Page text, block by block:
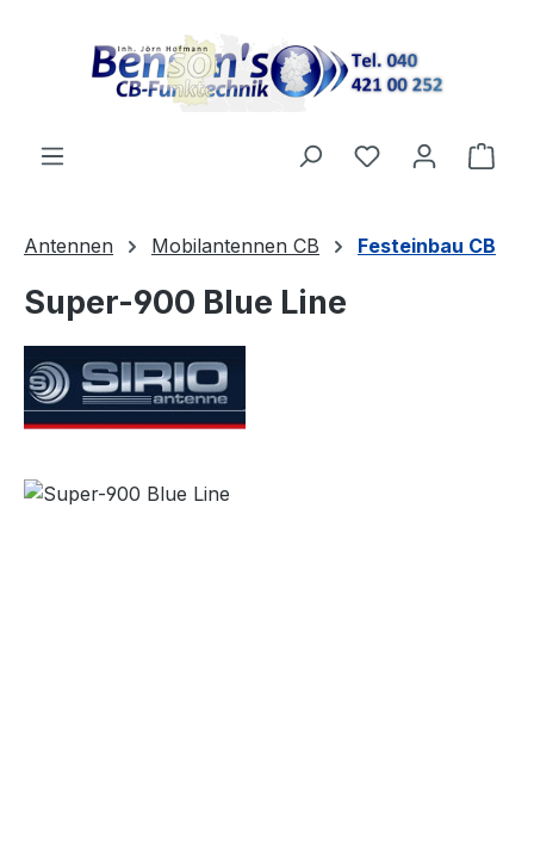
Antennen Mobilantennen CB Festeinbau CB
Super-900 Blue Line
Bildergalerie überspringen